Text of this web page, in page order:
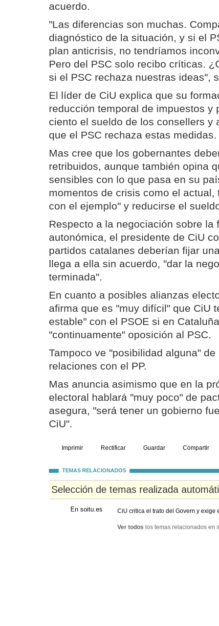
acuerdo.
"Las diferencias son muchas.
diagnóstico de la situación, y si el
plan anticrisis, no tendríamos
Pero del PSC solo recibo críticas.
si el PSC rechaza nuestras ideas",
El líder de CiU explica que su
reducción temporal de impuestos y
ciento el sueldo de los consellers y
que el PSC rechaza estas medidas.
Mas cree que los gobernantes
retribuidos, aunque también opina
sensibles con lo que pasa en su
momentos de crisis como el
con el ejemplo" y reducirse el
Respecto a la negociación sobre la
autonómica, el presidente de CiU
partidos catalanes deberían fijar
llega a ella sin acuerdo, "dar la
terminada".
En cuanto a posibles alianzas
afirma que es "muy difícil" que CiU
estable" con el PSOE si en
"continuamente" oposición al PSC.
Tampoco ve "posibilidad alguna"
relaciones con el PP.
Mas anuncia asimismo que en la
electoral hablará "muy poco" de
asegura, "será tener un gobierno
CiU".
Imprimir Rectificar Guardar Compartir
TEMAS RELACIONADOS
Selección de temas realizada
En soitu.es CiU critica el trato del Govern y exige
Ver todos los temas relacionados en